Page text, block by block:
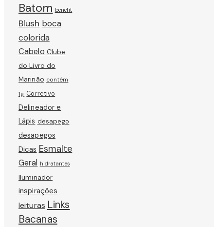
Batom benefit
Blush boca
colorida
Cabelo Clube
do Livro do
Marinão contém
1g Corretivo
Delineador e
Lápis desapego
desapegos
Dicas Esmalte
Geral hidratantes
Iluminador
inspirações
leituras Links
Bacanas